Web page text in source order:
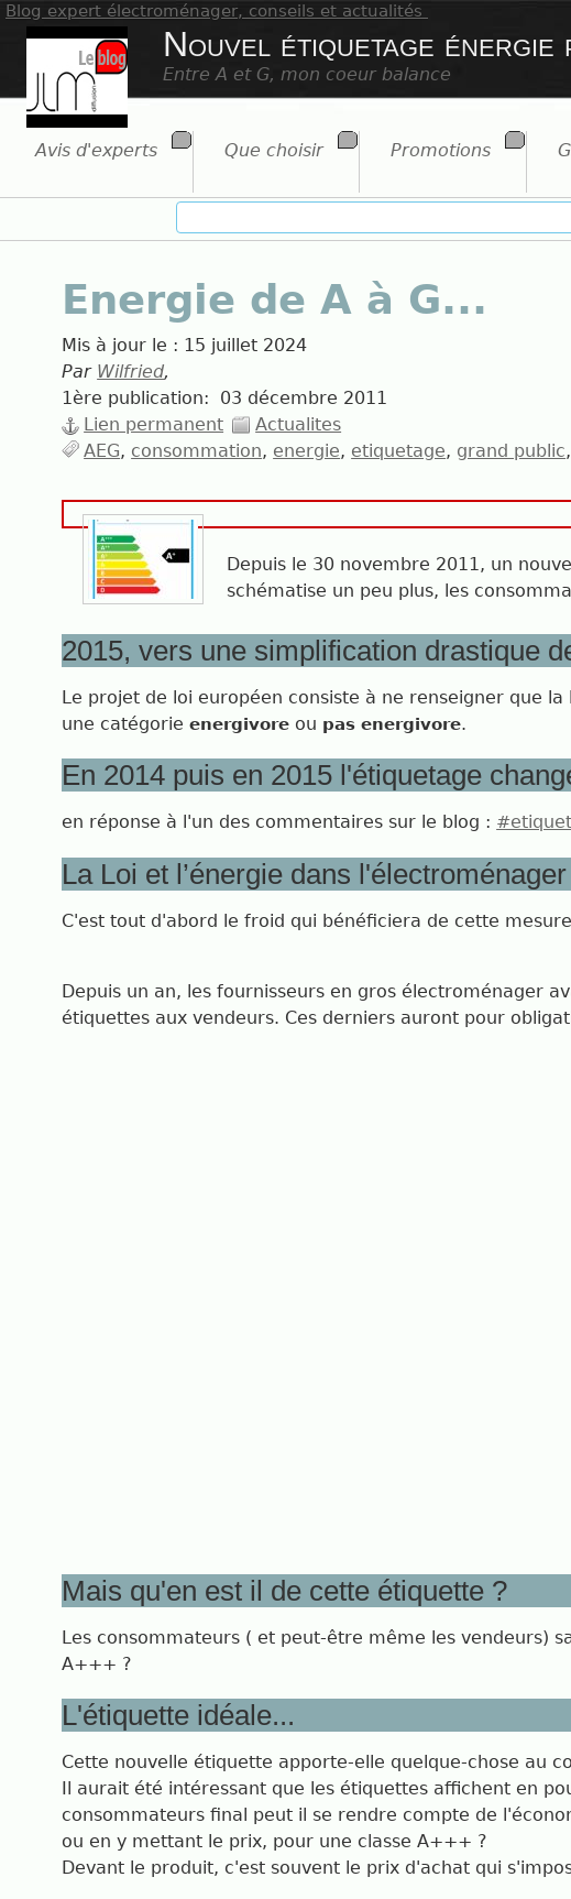
Blog expert électroménager, conseils et actualités
Nouvel étiquetage
Entre A et G, mon coeur balance
Avis d'experts Que choisir Promotions
Energie de A à G...
Mis à jour le : 15 juillet 2024
Par Wilfried,
1ère publication: 03 décembre 2011
Lien permanent
Actualites
AEG
consommation energie etiquetage grand public
Depuis le 30 novembre 2011, un
schématise un peu plus, les
2015, vers une simplification drastique
Le projet de loi européen consiste à ne renseigner que
une catégorieenergivore ou pas energivore.
En 2014 puis en 2015 l'étiquetage
en réponse à l'un des commentaires sur le blog :
La Loi et l’énergie dans l'électroménager
C'est tout d'abord le froid qui bénéficiera de cette
Depuis un an, les fournisseurs en gros électroménager
étiquettes aux vendeurs. Ces derniers auront pour
Mais qu'en est il de cette étiquette ?
Les consommateurs ( et peut-être même les vendeurs)
A+++ ?
L'étiquette idéale...
Cette nouvelle étiquette apporte-elle quelque-chose au
Il aurait été intéressant que les étiquettes affichent en
consommateurs final peut il se rendre compte de
ou en y mettant le prix, pour une classe A+++ ?
Devant le produit, c'est souvent le prix d'achat qui